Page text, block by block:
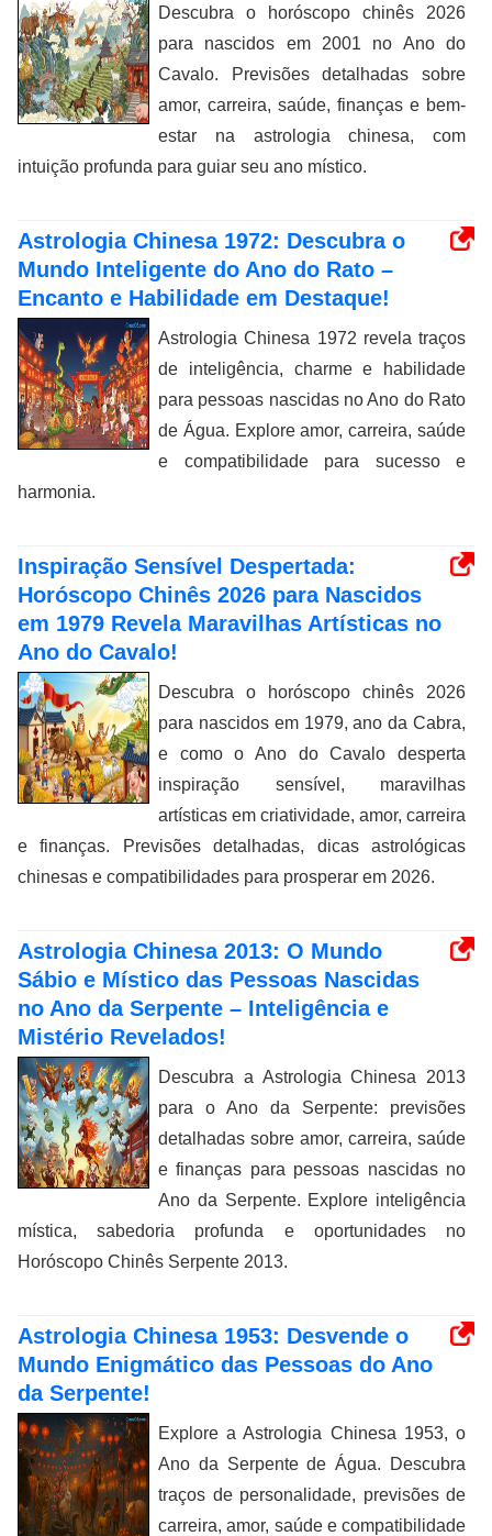
Descubra o horóscopo chinês 2026
para nascidos em 2001 no Ano do
Cavalo. Previsões detalhadas sobre
amor, carreira, saúde, finanças e bem-
estar na astrologia chinesa, com
intuição profunda para guiar seu ano místico.
Astrologia Chinesa 1972: Descubra o
Mundo Inteligente do Ano do Rato –
Encanto e Habilidade em Destaque!
Astrologia Chinesa 1972 revela traços
de inteligência, charme e habilidade
para pessoas nascidas no Ano do Rato
de Água. Explore amor, carreira, saúde
e compatibilidade para sucesso e
harmonia.
Inspiração Sensível Despertada:
Horóscopo Chinês 2026 para Nascidos
em 1979 Revela Maravilhas Artísticas no
Ano do Cavalo!
Descubra o horóscopo chinês 2026
para nascidos em 1979, ano da Cabra,
e como o Ano do Cavalo desperta
inspiração sensível, maravilhas
artísticas em criatividade, amor, carreira
e finanças. Previsões detalhadas, dicas astrológicas
chinesas e compatibilidades para prosperar em 2026.
Astrologia Chinesa 2013: O Mundo
Sábio e Místico das Pessoas Nascidas
no Ano da Serpente – Inteligência e
Mistério Revelados!
Descubra a Astrologia Chinesa 2013
para o Ano da Serpente: previsões
detalhadas sobre amor, carreira, saúde
e finanças para pessoas nascidas no
Ano da Serpente. Explore inteligência
mística, sabedoria profunda e oportunidades no
Horóscopo Chinês Serpente 2013.
Astrologia Chinesa 1953: Desvende o
Mundo Enigmático das Pessoas do Ano
da Serpente!
Explore a Astrologia Chinesa 1953, o
Ano da Serpente de Água. Descubra
traços de personalidade, previsões de
carreira, amor, saúde e compatibilidade